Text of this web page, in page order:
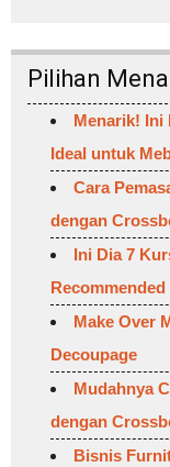
Pilihan
Menarik! Ini
Ideal untuk
Cara
dengan
Ini Dia 7
Make Over
Decoupage
Mudahnya
dengan
Bisnis